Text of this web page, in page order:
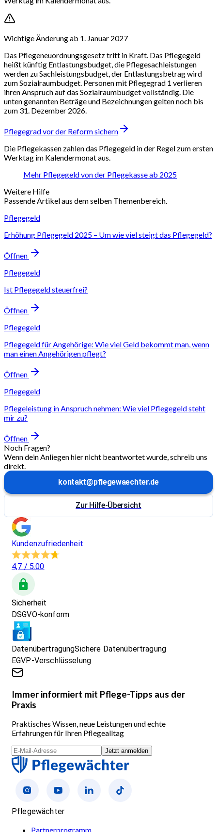
Wichtige Änderung ab 1. Januar 2027
Das Pflegeneuordnungsgesetz tritt in Kraft. Das Pflegegeld
heißt künftig Entlastungsbudget, die Pflegesachleistungen
werden zu Sachleistungsbudget, der Entlastungsbetrag wird
zum Sozialraumbudget. Personen mit Pflegegrad 1 verlieren
ihren Anspruch auf das Sozialraumbudget vollständig. Die
unten genannten Beträge und Bezeichnungen gelten noch bis
zum 31. Dezember 2026.
Pflegegrad vor der Reform sichern
Die Pflegekassen zahlen das Pflegegeld in der Regel zum ersten
Werktag im Kalendermonat aus.
Mehr Pflegegeld von der Pflegekasse ab 2025
Weitere Hilfe
Passende Artikel aus dem selben Themenbereich.
Pflegegeld
Erhöhung Pflegegeld 2025 – Um wie viel steigt das Pflegegeld?
Öffnen
Pflegegeld
Ist Pflegegeld steuerfrei?
Öffnen
Pflegegeld
Pflegegeld für Angehörige: Wie viel Geld bekommt man, wenn
man einen Angehörigen pflegt?
Öffnen
Pflegegeld
Pflegeleistung in Anspruch nehmen: Wie viel Pflegegeld steht
mir zu?
Öffnen
Noch Fragen?
Wenn dein Anliegen hier nicht beantwortet wurde, schreib uns
direkt.
kontakt@pflegewaechter.de
Zur Hilfe-Übersicht
Kundenzufriedenheit
4,7 / 5.00
Sicherheit
DSGVO-konform
DatenübertragungSichere Datenübertragung
EGVP-Verschlüsselung
Immer informiert mit Pflege-Tipps aus der
Praxis
Praktisches Wissen, neue Leistungen und echte
Erfahrungen für Ihren Pflegealltag
Jetzt anmelden
Pflegewächter
Partnerprogramm